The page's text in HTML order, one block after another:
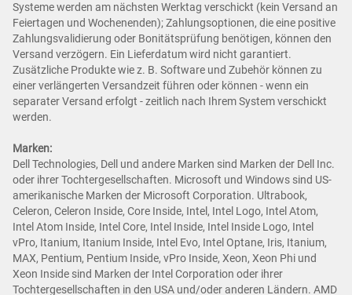
Systeme werden am nächsten Werktag verschickt (kein Versand an
Feiertagen und Wochenenden); Zahlungsoptionen, die eine positive
Zahlungsvalidierung oder Bonitätsprüfung benötigen, können den
Versand verzögern. Ein Lieferdatum wird nicht garantiert.
Zusätzliche Produkte wie z. B. Software und Zubehör können zu
einer verlängerten Versandzeit führen oder können - wenn ein
separater Versand erfolgt - zeitlich nach Ihrem System verschickt
werden.
Marken:
Dell Technologies, Dell und andere Marken sind Marken der Dell Inc.
oder ihrer Tochtergesellschaften. Microsoft und Windows sind US-
amerikanische Marken der Microsoft Corporation. Ultrabook,
Celeron, Celeron Inside, Core Inside, Intel, Intel Logo, Intel Atom,
Intel Atom Inside, Intel Core, Intel Inside, Intel Inside Logo, Intel
vPro, Itanium, Itanium Inside, Intel Evo, Intel Optane, Iris, Itanium,
MAX, Pentium, Pentium Inside, vPro Inside, Xeon, Xeon Phi und
Xeon Inside sind Marken der Intel Corporation oder ihrer
Tochtergesellschaften in den USA und/oder anderen Ländern. AMD